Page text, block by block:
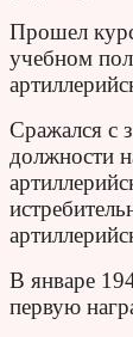
Прошел
учебном
Сражался с
должности
В январе
первую